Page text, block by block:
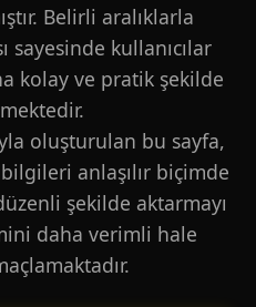
Belirli aralıklarla
sayesinde kullanıcılar
kolay ve pratik şekilde
oluşturulan bu sayfa,
anlaşılır biçimde
şekilde aktarmayı
daha verimli hale